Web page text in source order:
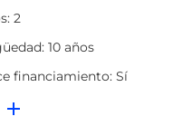
2
10 años
financiamiento: Sí